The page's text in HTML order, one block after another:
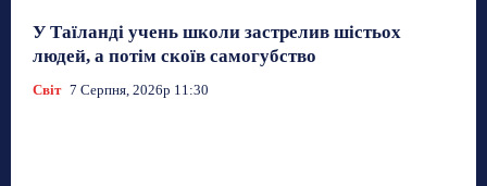
У Таїланді учень школи застрелив шістьох
людей, а потім скоїв самогубство
Світ 7 Серпня, 2026р 11:30